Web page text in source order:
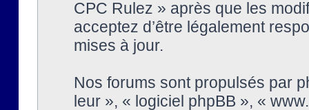
CPC Rulez » après que les
acceptez d’être légalement
mises à jour.
Nos forums sont propulsés par
leur », « logiciel phpBB », «